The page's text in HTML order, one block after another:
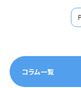
コラム一覧